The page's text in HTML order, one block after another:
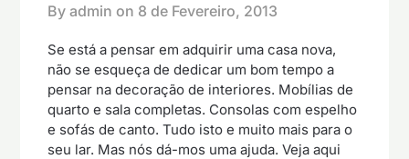
By admin on 8 de Fevereiro, 2013
Se está a pensar em adquirir uma casa nova,
não se esqueça de dedicar um bom tempo a
pensar na decoração de interiores. Mobílias de
quarto e sala completas. Consolas com espelho
e sofás de canto. Tudo isto e muito mais para o
seu lar. Mas nós dá-mos uma ajuda. Veja aqui